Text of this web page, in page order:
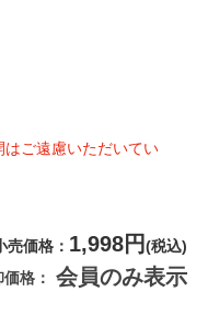
ご遠慮いただいてい
売価格 1,998円(税込)
価格
会員のみ表示